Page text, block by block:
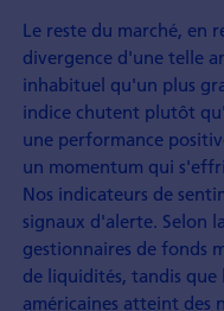
Le reste du marché, en
divergence d'une telle
inhabituel qu'un plus
indice chutent plutôt
une performance
un momentum qui
Nos indicateurs de
signaux d'alerte. Selon
gestionnaires de fonds
de liquidités, tandis
américaines atteint des